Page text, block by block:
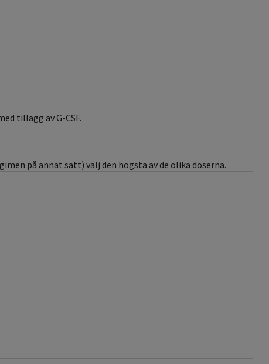
tillägg av G-CSF.
på annat sätt) välj den högsta av de olika doserna.